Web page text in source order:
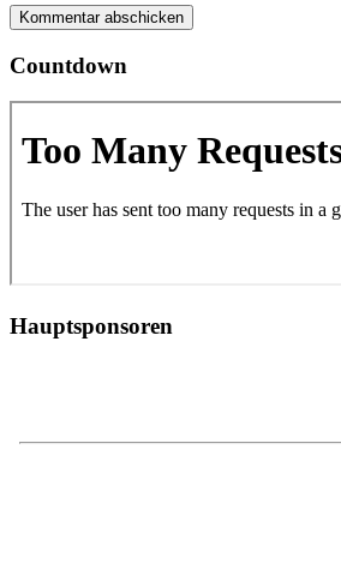
Countdown
Hauptsponsoren